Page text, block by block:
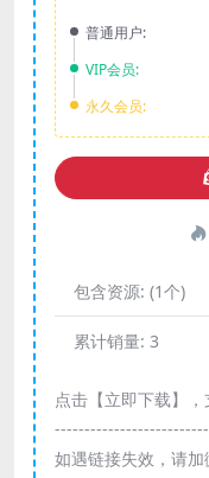
普通用户:
VIP会员:
永久会员:
包含资源: (1个)
累计销量: 3
点击【立即下载】
如遇链接失效，请加